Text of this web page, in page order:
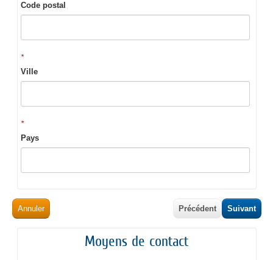
Code postal
*
Ville
*
Pays
Annuler Suivant
Précédent
Moyens de contact